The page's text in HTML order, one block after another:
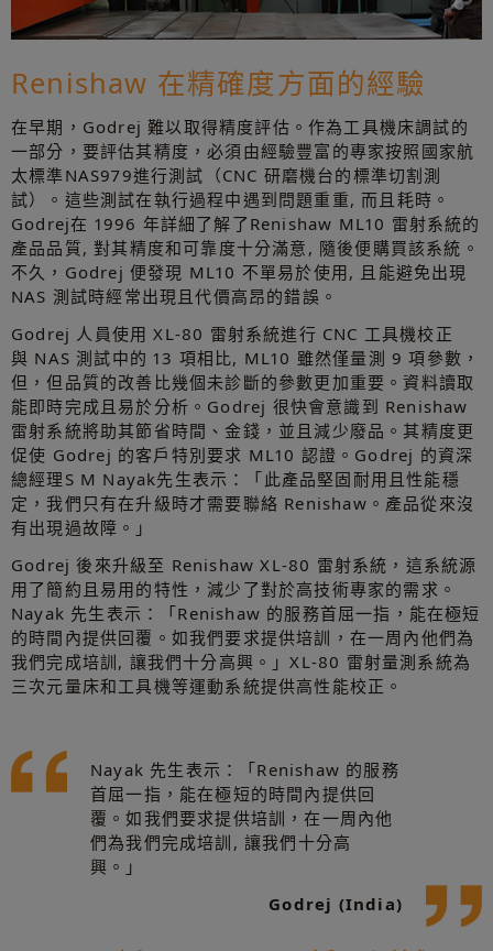
Renishaw 在精確度方面的經驗
在早期，Godrej 難以取得精度評估。作為工具機床調試的
一部分，要評估其精度，必須由經驗豐富的專家按照國家航
太標準NAS979進行測試（CNC 研磨機台的標準切割測
試）。這些測試在執行過程中遇到問題重重, 而且耗時。
Godrej在 1996 年詳細了解了Renishaw ML10 雷射系統的
產品品質, 對其精度和可靠度十分滿意, 隨後便購買該系統。
不久，Godrej 便發現 ML10 不單易於使用, 且能避免出現
NAS 測試時經常出現且代價高昂的錯誤。
Godrej 人員使用 XL-80 雷射系統進行 CNC 工具機校正
與 NAS 測試中的 13 項相比, ML10 雖然僅量測 9 項參數，
但，但品質的改善比幾個未診斷的參數更加重要。資料讀取
能即時完成且易於分析。Godrej 很快會意識到 Renishaw
雷射系統將助其節省時間、金錢，並且減少廢品。其精度更
促使 Godrej 的客戶特別要求 ML10 認證。Godrej 的資深
總經理S M Nayak先生表示：「此產品堅固耐用且性能穩
定，我們只有在升級時才需要聯絡 Renishaw。產品從來沒
有出現過故障。」
Godrej 後來升級至 Renishaw XL-80 雷射系統，這系統源
用了簡約且易用的特性，減少了對於高技術專家的需求。
Nayak 先生表示：「Renishaw 的服務首屈一指，能在極短
的時間內提供回覆。如我們要求提供培訓，在一周內他們為
我們完成培訓, 讓我們十分高興。」XL-80 雷射量測系統為
三次元量床和工具機等運動系統提供高性能校正。
Nayak 先生表示：「Renishaw 的服務
首屈一指，能在極短的時間內提供回
覆。如我們要求提供培訓，在一周內他
們為我們完成培訓, 讓我們十分高
興。」
Godrej (India)